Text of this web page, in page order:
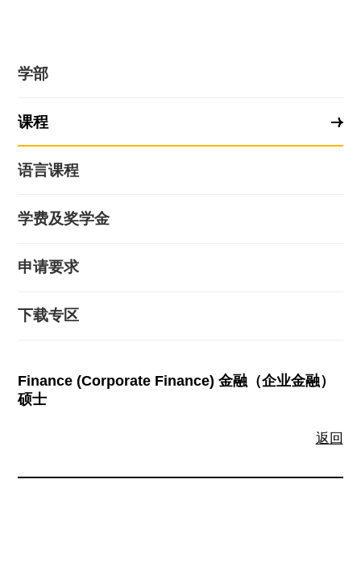
学部
课程
语言课程
学费及奖学金
申请要求
下载专区
Finance (Corporate Finance) 金融（企业金融）
硕士
返回